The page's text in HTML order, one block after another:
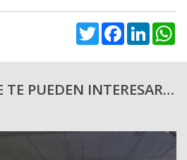
TwitterFacebook
TE PUEDEN INTERESAR…